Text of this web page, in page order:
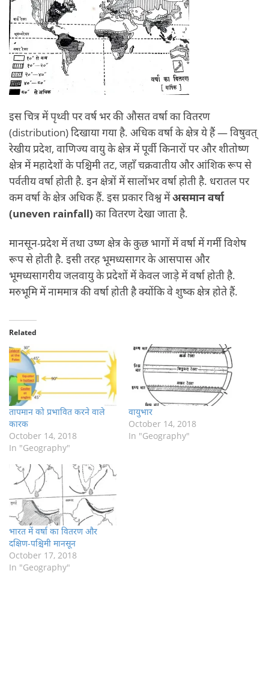
इस चित्र में पृथ्वी पर वर्ष भर की औसत वर्षा का वितरण
(distribution) दिखाया गया है. अधिक वर्षा के क्षेत्र ये हैं — विषुवत्
रेखीय प्रदेश, वाणिज्य वायु के क्षेत्र में पूर्वी किनारों पर और शीतोष्ण
क्षेत्र में महादेशों के पश्चिमी तट, जहाँ चक्रवातीय और आंशिक रूप से
पर्वतीय वर्षा होती है. इन क्षेत्रों में सालोंभर वर्षा होती है. धरातल पर
कम वर्षा के क्षेत्र अधिक हैं. इस प्रकार विश्व मेंअसमान वर्षा
(uneven rainfall) का वितरण देखा जाता है.
मानसून-प्रदेश में तथा उष्ण क्षेत्र के कुछ भागों में वर्षा में गर्मी विशेष
रूप से होती है. इसी तरह भूमध्यसागर के आसपास और
भूमध्यसागरीय जलवायु के प्रदेशों में केवल जाड़े में वर्षा होती है.
मरुभूमि में नाममात्र की वर्षा होती है क्योंकि वे शुष्क क्षेत्र होते हैं.
Related
तापमान को प्रभावित करने वाले
कारक
October 14, 2018
In "Geography"
वायुभार
October 14, 2018
In "Geography"
भारत में वर्षा का वितरण और
दक्षिण-पश्चिमी मानसून
October 17, 2018
In "Geography"